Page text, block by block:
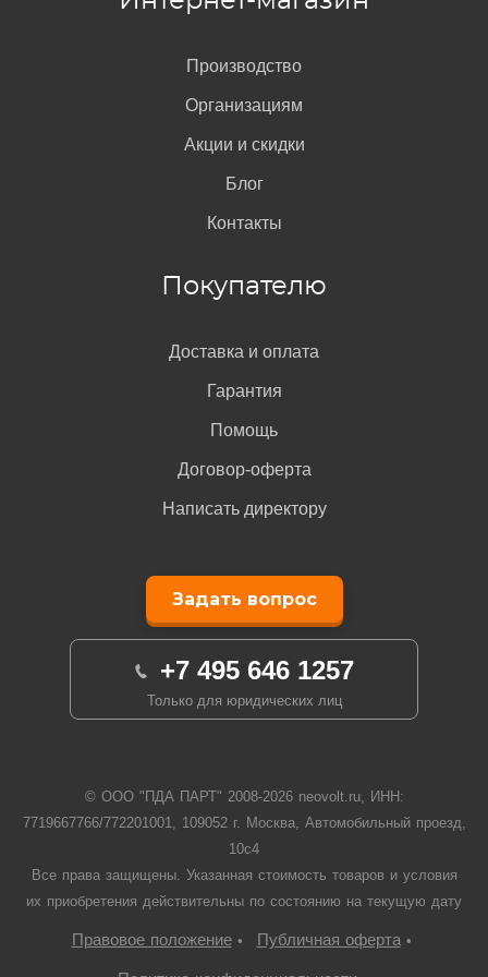
Производство
Организациям
Акции и скидки
Блог
Контакты
Покупателю
Доставка и оплата
Гарантия
Помощь
Договор-оферта
Написать директору
Задать вопрос
+7 495 646 1257
Только для юридических лиц
© ООО "ПДА ПАРТ" 2008-2026neovolt.ru, ИНН:
7719667766/772201001, 109052 г. Москва, Автомобильный проезд,
10с4
Все права защищены. Указанная стоимость товаров и условия
их приобретения действительны по состоянию на текущую дату
Правовое положение• Публичная оферта•